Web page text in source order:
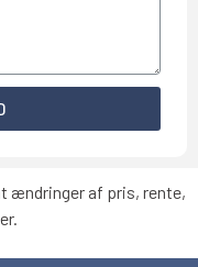
ændringer af pris, rente,